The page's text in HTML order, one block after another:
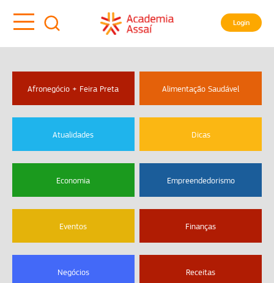
Login
Afronegócio + Feira Preta Alimentação Saudável
Atualidades Dicas
Economia Empreendedorismo
Eventos Finanças
Negócios Receitas